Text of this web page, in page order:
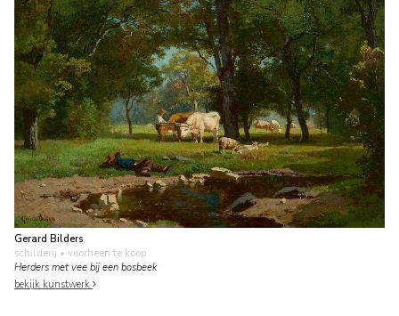
Gerard Bilders
schilderij • voorheen te koop
Herders met vee bij een bosbeek
bekijk kunstwerk